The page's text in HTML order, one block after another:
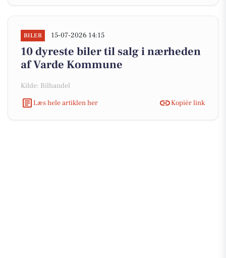
BILER 15-07-2026 14:15
10 dyreste biler til salg i nærheden
af Varde Kommune
Kilde: Bilhandel
Læs hele artiklen her
Kopiér link